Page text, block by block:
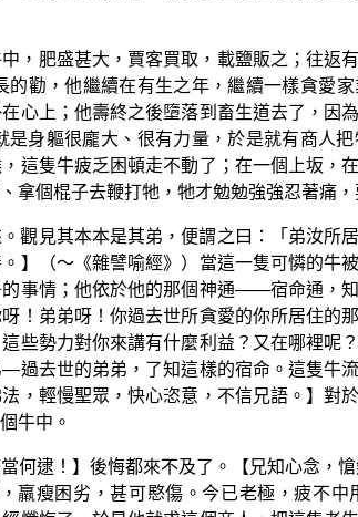
，肥盛甚大，賈客買取，載鹽販之；往返
勸，他繼續在有生之年，繼續一樣貪愛
心上；他壽終之後墮落到畜生道去了，因
身軀很龐大、很有力量，於是就有商人
這隻牛疲乏困頓走不動了；在一個上坂，
拿個棍子去鞭打牠，牠才勉勉強強忍著痛，
觀見其本本是其弟，便謂之曰：「弟汝所
】（～《雜譬喻經》）當這一隻可憐的牛
事情；他依於他的那個神通——宿命通，
！弟弟呀！你過去世所貪愛的你所居住的
些勢力對你來講有什麼利益？又在哪裡呢
去世的弟弟，了知這樣的宿命。這隻牛
，輕慢聖眾，快心恣意，不信兄語。】對
牛中。
何逮！】後悔都來不及了。【兄知心念，
羸瘦困劣，甚可愍傷。今已老極，疲不